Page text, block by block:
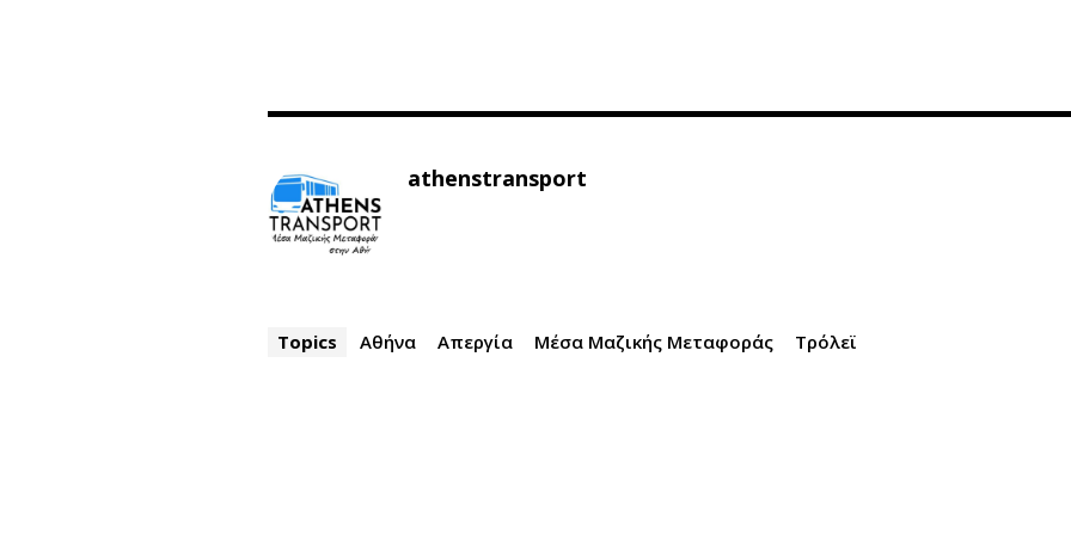
athenstransport
Topics Αθήνα Απεργία Μέσα Μαζικής Μεταφοράς Τρόλεϊ